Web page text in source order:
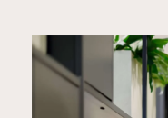
Wij
Wij
MARIKA